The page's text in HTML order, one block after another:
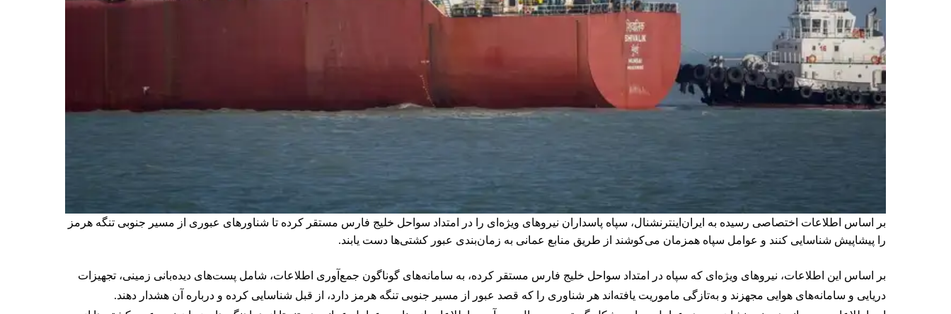
بر اساس اطلاعات اختصاصی رسیده به ایران‌اینترنشنال، سپاه پاسداران نیروهای ویژه‌ای را در امتداد سواحل خلیج فارس مستقر کرده تا شناورهای عبوری از مسیر جنوبی تنگه هرمز
را پیشاپیش شناسایی کنند و عوامل سپاه همزمان می‌کوشند از طریق منابع عمانی به زمان‌بندی عبور کشتی‌ها دست یابند.
بر اساس این اطلاعات، نیروهای ویژه‌ای که سپاه در امتداد سواحل خلیج فارس مستقر کرده، به سامانه‌های گوناگون جمع‌آوری اطلاعات، شامل پست‌های دیده‌بانی زمینی، تجهیزات
دریایی و سامانه‌های هوایی مجهزند و به‌تازگی ماموریت یافته‌اند هر شناوری را که قصد عبور از مسیر جنوبی تنگه هرمز دارد، از قبل شناسایی کرده و درباره آن هشدار دهند.